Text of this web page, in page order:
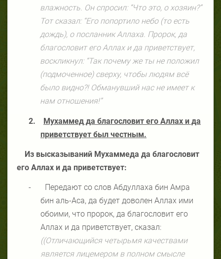
влажность. Он спросил: “Что это, о хозяин?”
Тот сказал: “Его попортило небо (то есть
дождь), о посланник Аллаха. Пророк, да
благословит его Аллах и да приветствует,
воскликнул: “Так почему же ты не положил
(подмоченное) сверху, чтобы людям всё
было видно?! Обманувший нас не имеет к
нам отношения!”
2.
Мухаммед да благословит его Аллах и да
приветствует был честным.
Из высказываний Мухаммеда да благословит
его Аллах и да приветствует:
-
Передают со слов Абдуллаха бин Амра
бин аль-Аса, да будет доволен Аллах ими
обоими, что пророк, да благословит его
Аллах и да приветствует, сказал:
((Отличающийся четырьмя качествами
является лицемером в полном смысле